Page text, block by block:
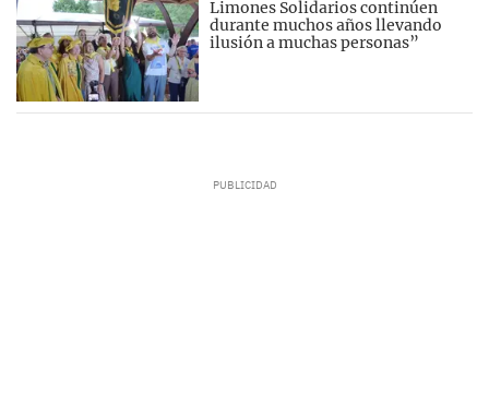
Limones Solidarios continúen
durante muchos años llevando
ilusión a muchas personas”